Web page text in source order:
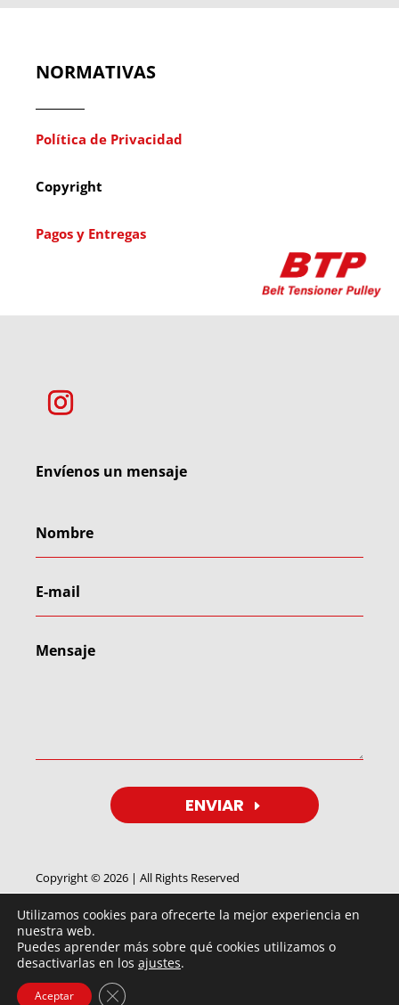
NORMATIVAS
Política de Privacidad
Copyright
Pagos y Entregas
Envíenos un mensaje
ENVIAR
Copyright © 2026 | All Rights Reserved
ByFEIMUSIMAGEN
Utilizamos cookies para ofrecerte la mejor experiencia en
nuestra web.
Puedes aprender más sobre qué cookies utilizamos o
desactivarlas en los ajustes.
Aceptar Cerrar el banner de cookies RGPD